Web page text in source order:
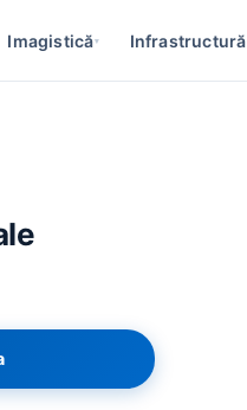
Imagistică▾ Infrastructură